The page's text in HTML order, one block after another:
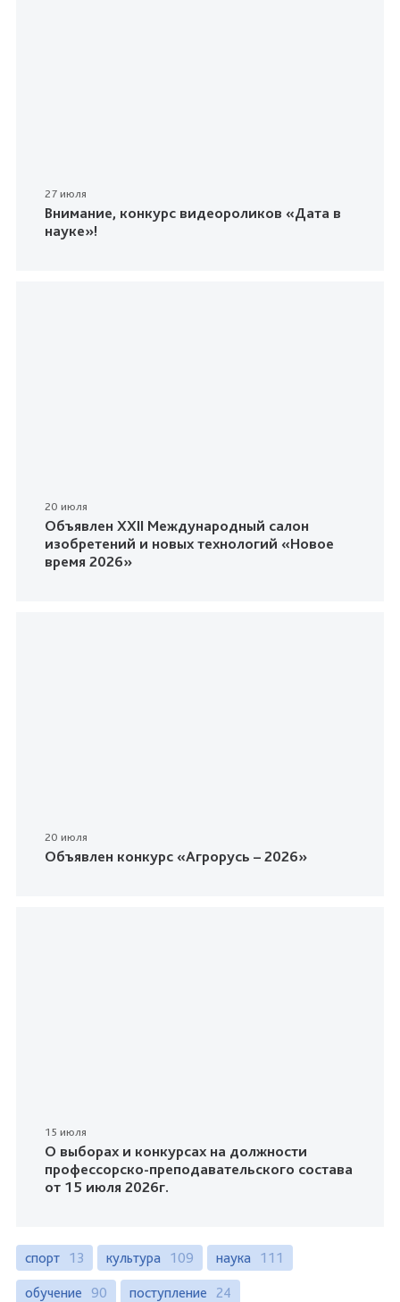
27 июля
Внимание, конкурс видеороликов «Дата в
науке»!
20 июля
Объявлен XXII Международный салон
изобретений и новых технологий «Новое
время 2026»
20 июля
Объявлен конкурс «Агрорусь – 2026»
15 июля
О выборах и конкурсах на должности
профессорско-преподавательского состава
от 15 июля 2026г.
спорт 13 культура 109 наука 111
обучение 90 поступление 24